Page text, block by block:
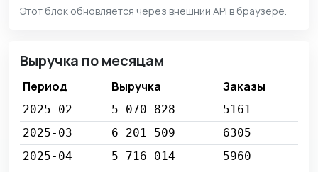
Этот блок обновляется через внешний API в браузере.
Выручка по месяцам
Период Выручка Заказы
2025-02 5 070 828
5161
2025-03
6 201 509
6305
2025-04
5 716 014
5960